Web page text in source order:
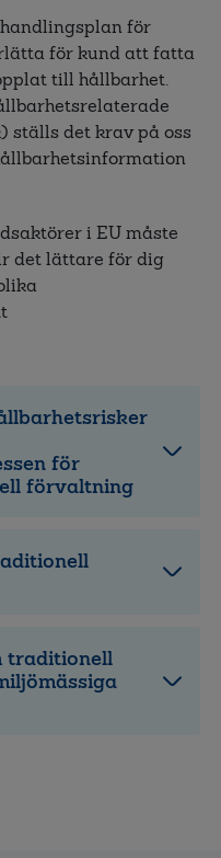
för
för kund att fatta
till hållbarhet.
ställs det krav på oss
i EU måste
det lättare för dig
för
förvaltning
traditionell